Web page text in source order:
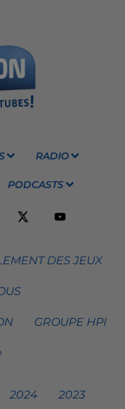
RADIO
PODCASTS
DES JEUX
GROUPE HPI
2024 2023